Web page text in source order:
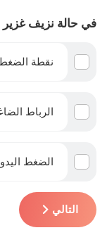
في حالة نزيف غزير
نقطة
الرباط
الضغط
التالي